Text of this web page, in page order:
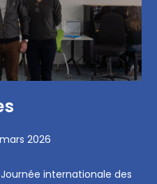
2026
internationale des